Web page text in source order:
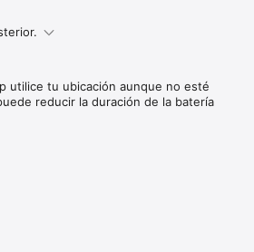
utilice tu ubicación aunque no esté
reducir la duración de la batería